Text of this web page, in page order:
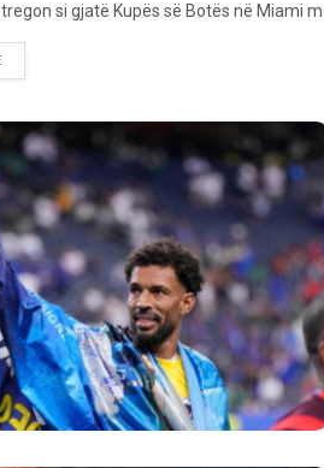
tregon si gjatë Kupës së Botës në Miami